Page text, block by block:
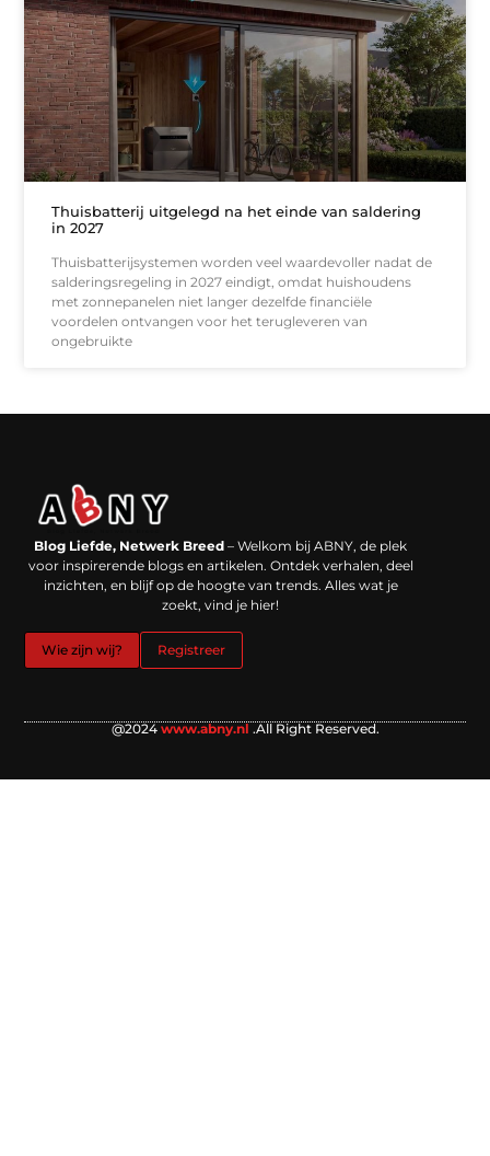
Thuisbatterij uitgelegd na het einde van saldering
in 2027
Thuisbatterijsystemen worden veel waardevoller nadat de
salderingsregeling in 2027 eindigt, omdat huishoudens
met zonnepanelen niet langer dezelfde financiële
voordelen ontvangen voor het terugleveren van
ongebruikte
Blog Liefde, Netwerk Breed – Welkom bij ABNY, de plek
voor inspirerende blogs en artikelen. Ontdek verhalen, deel
inzichten, en blijf op de hoogte van trends. Alles wat je
zoekt, vind je hier!
Wie zijn wij? Registreer
@2024 www.abny.nl .All Right Reserved.